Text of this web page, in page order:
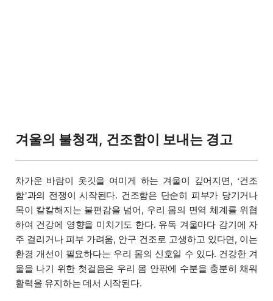
겨울의 불청객, 건조함이 보내는 경고
차가운 바람이 옷깃을 여미게 하는 겨울이 깊어지면, ‘건조
함’과의 전쟁이 시작된다. 건조함은 단순히 피부가 당기거나
목이 칼칼해지는 불편감을 넘어, 우리 몸의 면역 체계를 위협
하여 건강에 영향을 미치기도 한다. 유독 겨울마다 감기에 자
주 걸리거나 피부 가려움, 안구 건조로 고생하고 있다면, 이는
환경 개선이 필요하다는 우리 몸의 신호일 수 있다. 건강한 겨
울을 나기 위한 첫걸음은 우리 몸 안팎에 수분을 충분히 채워
활력을 유지하는 데서 시작된다.